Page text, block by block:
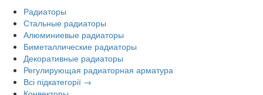
Радиаторы
Стальные радиаторы
Алюминиевые радиаторы
Биметаллические радиаторы
Декоративные радиаторы
Регулирующая радиаторная арматура
Всі підкатегорії →